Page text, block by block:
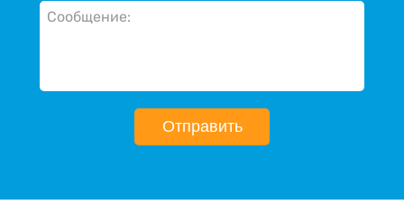
Отправить